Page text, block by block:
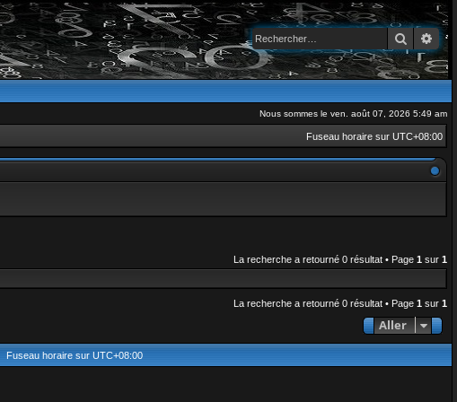
Nous sommes le ven. août 07, 2026 5:49 am
Fuseau horaire sur UTC+08:00
La recherche a retourné 0 résultat • Page 1 sur 1
La recherche a retourné 0 résultat • Page 1 sur 1
Aller
Fuseau horaire sur UTC+08:00